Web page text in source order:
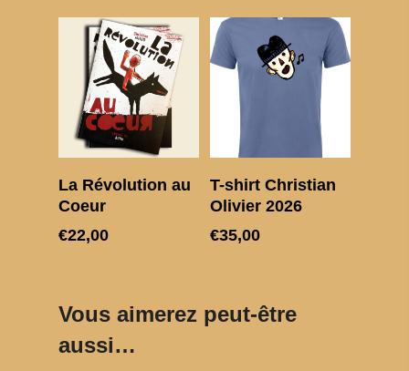
Lire La Suite
La Révolution au
Coeur
€22,00
Choix des options
T-shirt Christian
Olivier 2026
€35,00
Vous aimerez peut-être
aussi…